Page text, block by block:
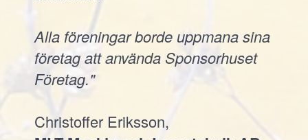
Alla föreningar borde uppmana sina
företag att använda Sponsorhuset
Företag."
Christoffer Eriksson,